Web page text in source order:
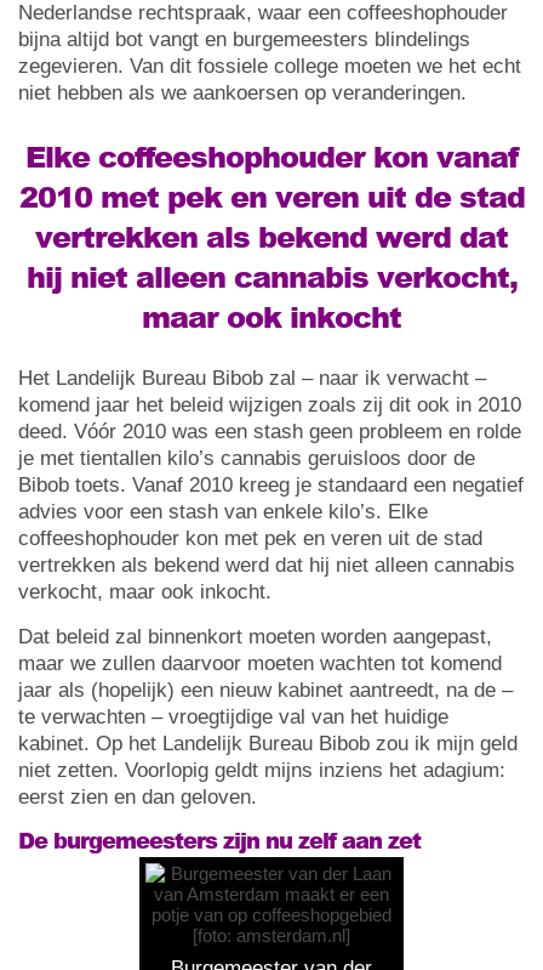
Nederlandse rechtspraak, waar een coffeeshophouder
bijna altijd bot vangt en burgemeesters blindelings
zegevieren. Van dit fossiele college moeten we het echt
niet hebben als we aankoersen op veranderingen.
Elke coffeeshophouder kon vanaf
2010 met pek en veren uit de stad
vertrekken als bekend werd dat
hij niet alleen cannabis verkocht,
maar ook inkocht
Het Landelijk Bureau Bibob zal – naar ik verwacht –
komend jaar het beleid wijzigen zoals zij dit ook in 2010
deed. Vóór 2010 was een stash geen probleem en rolde
je met tientallen kilo’s cannabis geruisloos door de
Bibob toets. Vanaf 2010 kreeg je standaard een negatief
advies voor een stash van enkele kilo’s. Elke
coffeeshophouder kon met pek en veren uit de stad
vertrekken als bekend werd dat hij niet alleen cannabis
verkocht, maar ook inkocht.
Dat beleid zal binnenkort moeten worden aangepast,
maar we zullen daarvoor moeten wachten tot komend
jaar als (hopelijk) een nieuw kabinet aantreedt, na de –
te verwachten – vroegtijdige val van het huidige
kabinet. Op het Landelijk Bureau Bibob zou ik mijn geld
niet zetten. Voorlopig geldt mijns inziens het adagium:
eerst zien en dan geloven.
De burgemeesters zijn nu zelf aan zet